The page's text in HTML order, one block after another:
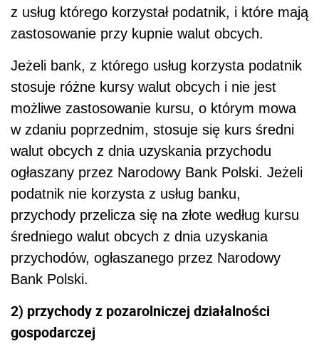
z usług którego korzystał podatnik, i które mają
zastosowanie przy kupnie walut obcych.
Jeżeli bank, z którego usług korzysta podatnik
stosuje różne kursy walut obcych i nie jest
możliwe zastosowanie kursu, o którym mowa
w zdaniu poprzednim, stosuje się kurs średni
walut obcych z dnia uzyskania przychodu
ogłaszany przez Narodowy Bank Polski. Jeżeli
podatnik nie korzysta z usług banku,
przychody przelicza się na złote według kursu
średniego walut obcych z dnia uzyskania
przychodów, ogłaszanego przez Narodowy
Bank Polski.
2) przychody z pozarolniczej działalności
gospodarczej